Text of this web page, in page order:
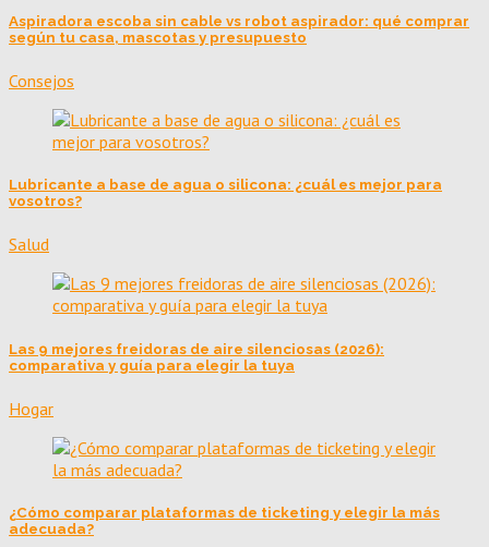
Aspiradora escoba sin cable vs robot aspirador: qué comprar
según tu casa, mascotas y presupuesto
Consejos
Lubricante a base de agua o silicona: ¿cuál es mejor para
vosotros?
Salud
Las 9 mejores freidoras de aire silenciosas (2026):
comparativa y guía para elegir la tuya
Hogar
¿Cómo comparar plataformas de ticketing y elegir la más
adecuada?